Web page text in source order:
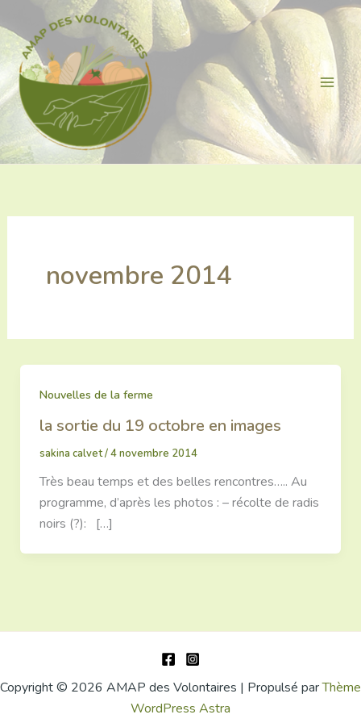
au
contenu
novembre 2014
Nouvelles de la ferme
la sortie du 19 octobre en images
sakina calvet/4 novembre 2014
Très beau temps et des belles rencontres….. Au
programme, d’après les photos : – récolte de radis
noirs (?): […]
Copyright © 2026 AMAP des Volontaires | Propulsé parThème
WordPress Astra